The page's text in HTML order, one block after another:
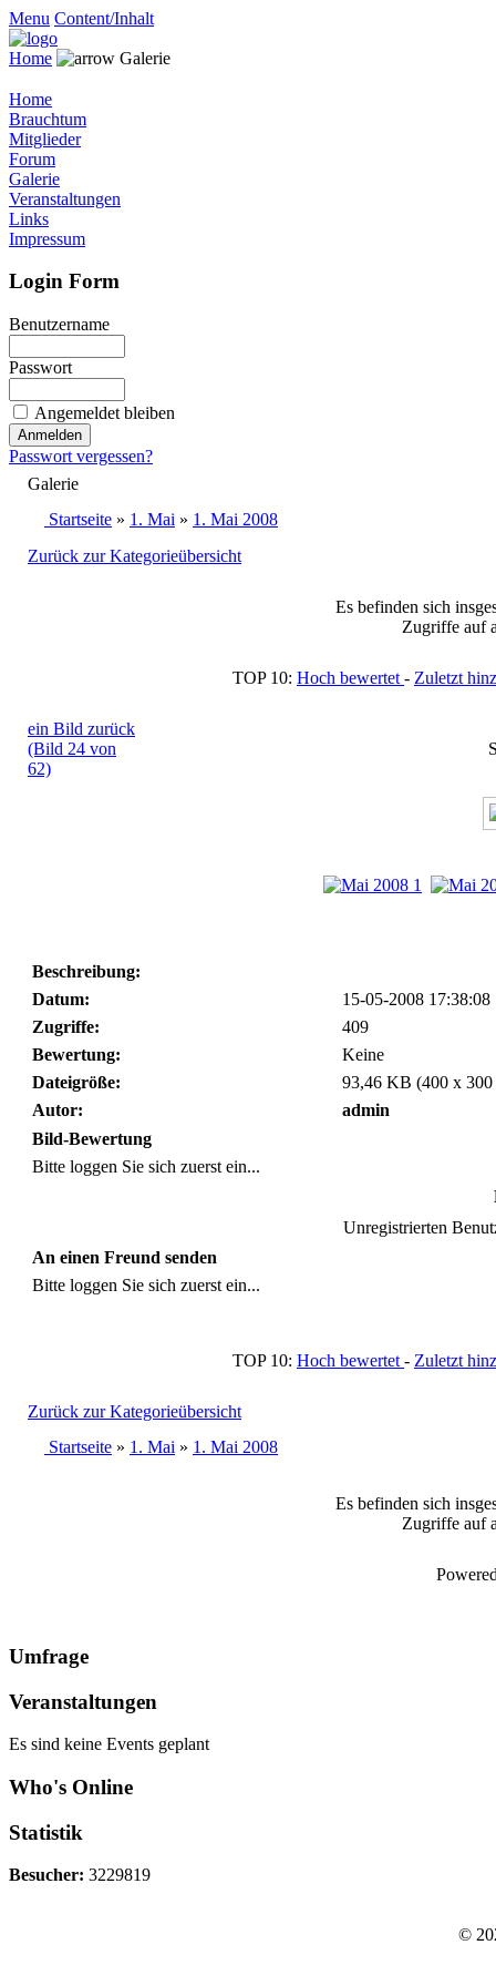
Menu Content/Inhalt
Home Galerie
Home
Brauchtum
Mitglieder
Forum
Galerie
Veranstaltungen
Links
Impressum
Login Form
Benutzername
Passwort
Angemeldet bleiben
Passwort vergessen?
Galerie
Startseite » 1. Mai » 1. Mai 2008
Zurück zur Kategorieübersicht
Es befinden sich
Zugriffe auf
TOP 10: Hoch bewertet - Zuletzt
ein Bild zurück
(Bild 24 von
62)
Beschreibung:
Datum:
15-05-2008 17:38:08
Zugriffe:
409
Bewertung:
Keine
Dateigröße:
93,46 KB (400 x
Autor:
admin
Bild-Bewertung
Bitte loggen Sie sich zuerst ein...
Unregistrierten
An einen Freund senden
Bitte loggen Sie sich zuerst ein...
TOP 10: Hoch bewertet - Zuletzt
Zurück zur Kategorieübersicht
Startseite » 1. Mai » 1. Mai 2008
Es befinden sich
Zugriffe auf
Umfrage
Veranstaltungen
Es sind keine Events geplant
Who's Online
Statistik
Besucher: 3229819
©